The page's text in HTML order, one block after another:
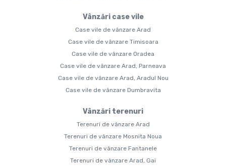
Vânzări case vile
Case vile de vânzare Arad
Case vile de vânzare Timisoara
Case vile de vânzare Oradea
Case vile de vânzare Arad, Parneava
Case vile de vânzare Arad, Aradul Nou
Case vile de vânzare Dumbravita
Vânzări terenuri
Terenuri de vânzare Arad
Terenuri de vânzare Mosnita Noua
Terenuri de vânzare Fantanele
Terenuri de vânzare Arad, Gai